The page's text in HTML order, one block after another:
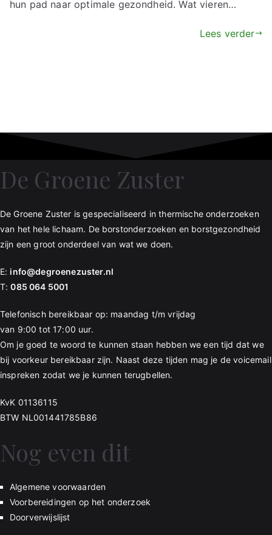
hun pad naar optimale gezondheid. Wat vieren…
Lees verder
De Groene Zuster
De Groene Zuster is gespecialiseerd in thermische onderzoeken
van het hele lichaam. De borstonderzoeken en borstgezondheid
zijn een groot onderdeel van wat we doen.
E: info@degroenezuster.nl
T:085 064 5001
Telefonisch bereikbaar op: maandag t/m vrijdag
van 9:00 tot 17:00 uur.
Om je goed te woord te kunnen staan hebben we een tijd dat we
bij voorkeur bereikbaar zijn. Naast deze tijden mag je de voicemail
inspreken zodat we je kunnen terugbellen.
KvK 01136115
BTW NL001441785B86
Nog even dit
Algemene voorwaarden
Voorbereidingen op het onderzoek
Doorverwijslijst